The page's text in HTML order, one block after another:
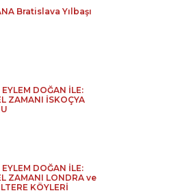
Bratislava Yılbaşı
DOĞAN İLE:
ZAMANI İSKOÇYA
DOĞAN İLE:
ZAMANI LONDRA ve
KÖYLERİ